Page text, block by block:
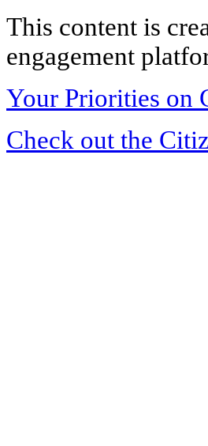
This content is
engagement
Your Priorities on
Check out the